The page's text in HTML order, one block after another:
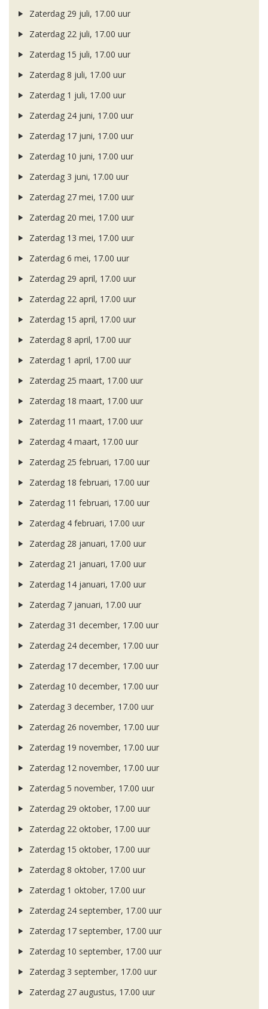
Zaterdag 29 juli, 17.00 uur
Zaterdag 22 juli, 17.00 uur
Zaterdag 15 juli, 17.00 uur
Zaterdag 8 juli, 17.00 uur
Zaterdag 1 juli, 17.00 uur
Zaterdag 24 juni, 17.00 uur
Zaterdag 17 juni, 17.00 uur
Zaterdag 10 juni, 17.00 uur
Zaterdag 3 juni, 17.00 uur
Zaterdag 27 mei, 17.00 uur
Zaterdag 20 mei, 17.00 uur
Zaterdag 13 mei, 17.00 uur
Zaterdag 6 mei, 17.00 uur
Zaterdag 29 april, 17.00 uur
Zaterdag 22 april, 17.00 uur
Zaterdag 15 april, 17.00 uur
Zaterdag 8 april, 17.00 uur
Zaterdag 1 april, 17.00 uur
Zaterdag 25 maart, 17.00 uur
Zaterdag 18 maart, 17.00 uur
Zaterdag 11 maart, 17.00 uur
Zaterdag 4 maart, 17.00 uur
Zaterdag 25 februari, 17.00 uur
Zaterdag 18 februari, 17.00 uur
Zaterdag 11 februari, 17.00 uur
Zaterdag 4 februari, 17.00 uur
Zaterdag 28 januari, 17.00 uur
Zaterdag 21 januari, 17.00 uur
Zaterdag 14 januari, 17.00 uur
Zaterdag 7 januari, 17.00 uur
Zaterdag 31 december, 17.00 uur
Zaterdag 24 december, 17.00 uur
Zaterdag 17 december, 17.00 uur
Zaterdag 10 december, 17.00 uur
Zaterdag 3 december, 17.00 uur
Zaterdag 26 november, 17.00 uur
Zaterdag 19 november, 17.00 uur
Zaterdag 12 november, 17.00 uur
Zaterdag 5 november, 17.00 uur
Zaterdag 29 oktober, 17.00 uur
Zaterdag 22 oktober, 17.00 uur
Zaterdag 15 oktober, 17.00 uur
Zaterdag 8 oktober, 17.00 uur
Zaterdag 1 oktober, 17.00 uur
Zaterdag 24 september, 17.00 uur
Zaterdag 17 september, 17.00 uur
Zaterdag 10 september, 17.00 uur
Zaterdag 3 september, 17.00 uur
Zaterdag 27 augustus, 17.00 uur